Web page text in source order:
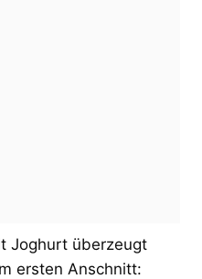
Joghurt überzeugt
ersten Anschnitt: